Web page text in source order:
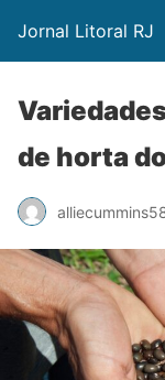
Jornal Litoral RJ
de horta